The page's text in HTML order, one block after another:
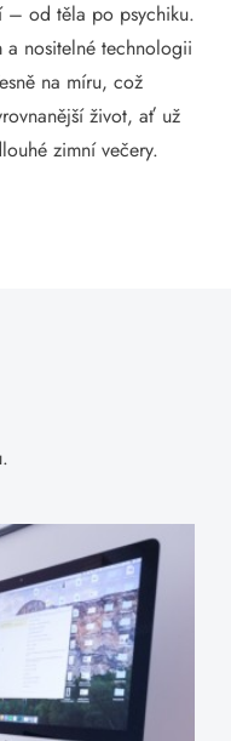
– od těla po psychiku.
a nositelné technologii
na míru, což
život, ať už
zimní večery.